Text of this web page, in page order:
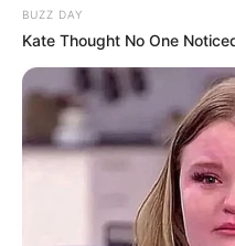
várhat.
Az interjú alapján
Viktor távozását
hogy a múlt ügyei ne
nélkül. Szerinte csak
Magyarországon, ha a
söprik félre, hanem
BUZZ DAY
Kate Thought No One